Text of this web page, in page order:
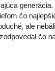
čo
ale
čo